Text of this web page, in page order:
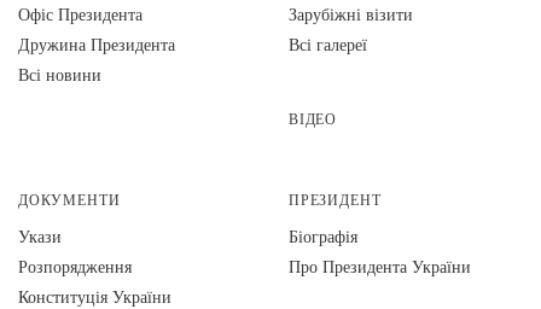
Офіс Президента
Дружина Президента
Всі новини
Зарубіжні візити
Всі галереї
ВІДЕО
ДОКУМЕНТИ
Укази
Розпорядження
Конституція України
ПРЕЗИДЕНТ
Біографія
Про Президента України